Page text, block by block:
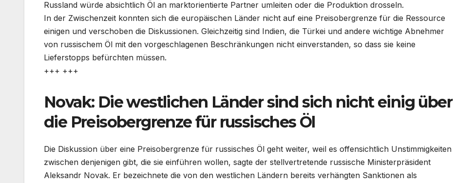
Russland würde absichtlich Öl an marktorientierte Partner umleiten oder die Produktion drosseln.
In der Zwischenzeit konnten sich die europäischen Länder nicht auf eine Preisobergrenze für die Ressource
einigen und verschoben die Diskussionen. Gleichzeitig sind Indien, die Türkei und andere wichtige Abnehmer
von russischem Öl mit den vorgeschlagenen Beschränkungen nicht einverstanden, so dass sie keine
Lieferstopps befürchten müssen.
+++ +++
Novak: Die westlichen Länder sind sich nicht einig über
die Preisobergrenze für russisches Öl
Die Diskussion über eine Preisobergrenze für russisches Öl geht weiter, weil es offensichtlich Unstimmigkeiten
zwischen denjenigen gibt, die sie einführen wollen, sagte der stellvertretende russische Ministerpräsident
Aleksandr Novak. Er bezeichnete die von den westlichen Ländern bereits verhängten Sanktionen als